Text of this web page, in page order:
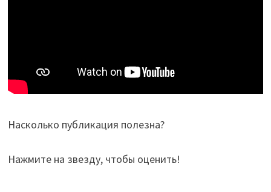
Насколько публикация полезна?
Нажмите на звезду, чтобы оценить!